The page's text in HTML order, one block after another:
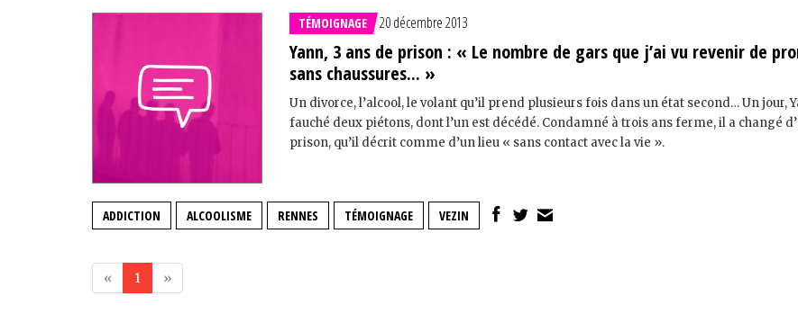
TÉMOIGNAGE 20 décembre 2013
Yann, 3 ans de prison : « Le nombre de gars que j’ai vu revenir de
sans chaussures... »
Un divorce, l’alcool, le volant qu’il prend plusieurs fois dans un état second… Un jour,
fauché deux piétons, dont l’un est décédé. Condamné à trois ans ferme, il a changé
prison, qu’il décrit comme d’un lieu « sans contact avec la vie ».
ADDICTION ALCOOLISME RENNES TÉMOIGNAGE VEZIN
« 1 »